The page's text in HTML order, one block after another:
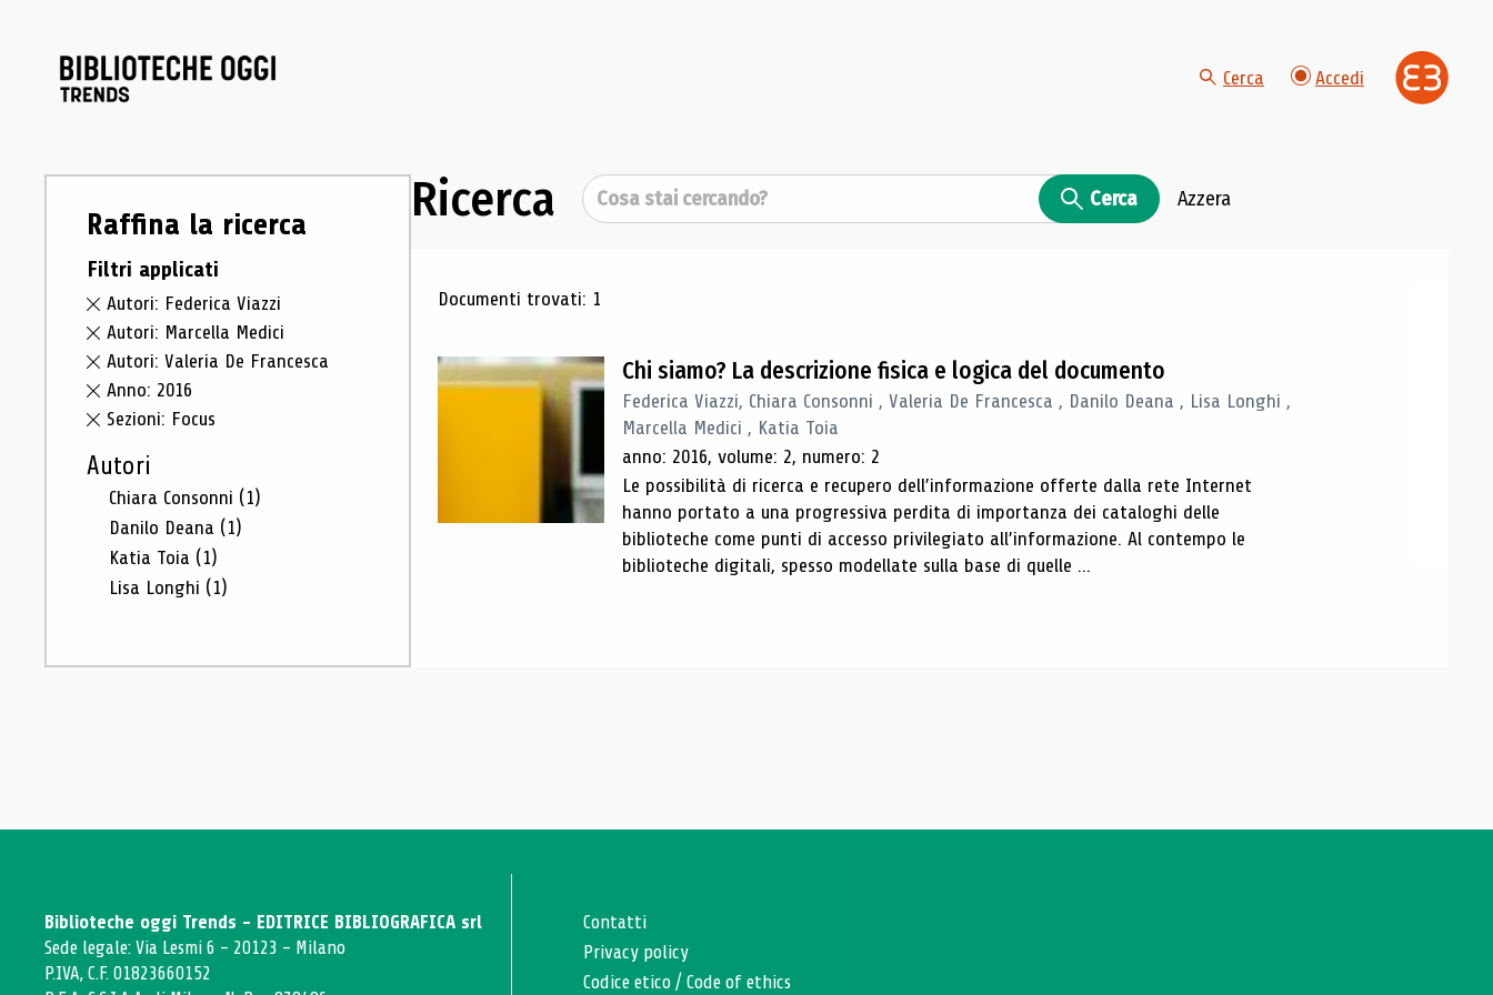
Cerca Accedi
Raffina la ricerca
Filtri applicati
Autori: Federica Viazzi
Autori: Marcella Medici
Autori: Valeria De Francesca
Anno: 2016
Sezioni: Focus
Autori
Chiara Consonni (1)
Danilo Deana (1)
Katia Toia (1)
Lisa Longhi (1)
Ricerca Cerca Cerca Azzera
Risultati di ricerca
Documenti trovati: 1
Chi siamo? La descrizione fisica e logica del documento
Federica Viazzi, Chiara Consonni , Valeria De Francesca , Danilo Deana , Lisa Longhi ,
Marcella Medici , Katia Toia
anno: 2016, volume: 2, numero: 2
Le possibilità di ricerca e recupero dell’informazione offerte dalla rete Internet
hanno portato a una progressiva perdita di importanza dei cataloghi delle
biblioteche come punti di accesso privilegiato all’informazione. Al contempo le
biblioteche digitali, spesso modellate sulla base di quelle ...
Biblioteche oggi Trends - EDITRICE BIBLIOGRAFICA srl
Sede legale: Via Lesmi 6 - 20123 - Milano
P.IVA, C.F. 01823660152
Contatti
Privacy policy
Codice etico /Code of ethics